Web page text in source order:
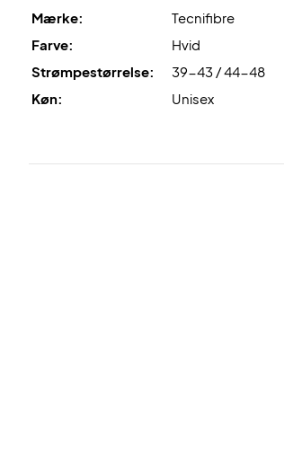
Mærke:
Tecnifibre
Farve:
Hvid
Strømpestørrelse:
39-43 / 44-48
Køn:
Unisex